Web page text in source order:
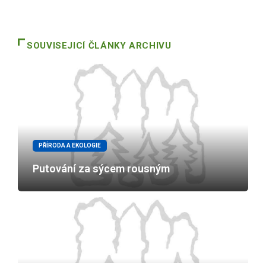
SOUVISEJICÍ ČLÁNKY ARCHIVU
PŘÍRODA A EKOLOGIE
Putování za sýcem rousným